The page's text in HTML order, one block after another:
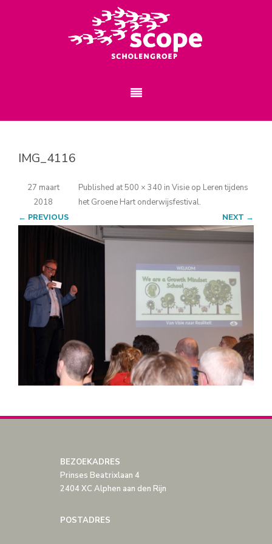
IMG_4116
Published
27 maart
2018
at500 × 340 in Visie op Leren tijdens
het Groene Hart onderwijsfestival.
← PREVIOUS NEXT →
BEZOEKADRES
Prinses Beatrixlaan 4
2404 XC Alphen aan den Rijn
POSTADRES